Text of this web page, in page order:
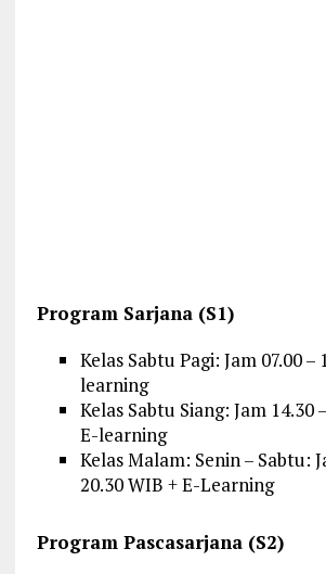
Program Sarjana (S1)
Kelas Sabtu Pagi: Jam 07.00 –
learning
Kelas Sabtu Siang: Jam 14.30
E-learning
Kelas Malam: Senin – Sabtu:
20.30 WIB + E-Learning
Program Pascasarjana (S2)